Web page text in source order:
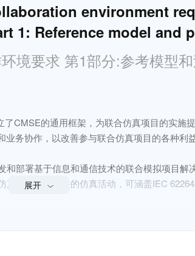
environment
1: Reference model and
境要求 第1部分:参考模型
CMSE的通用框架，为联合仿真项目的实施
务协作，以改善参与联合仿真项目的各种利
部署基于信息和通信技术的联合模拟项目解
协同能力相关的仿真活动，可涵盖IEC
展开